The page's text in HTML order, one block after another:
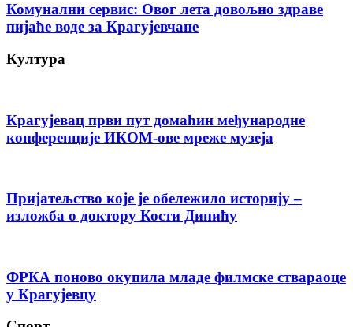
Комунални сервис: Овог лета довољно здраве
пијаће воде за Крагујевчане
Култура
Крагујевац први пут домаћин међународне
конференције ИКОМ-ове мреже музеја
Пријатељство које је обележило историју –
изложба о доктору Кости Динићу
ФРКА поново окупила младе филмске ствараоце
у Крагујевцу